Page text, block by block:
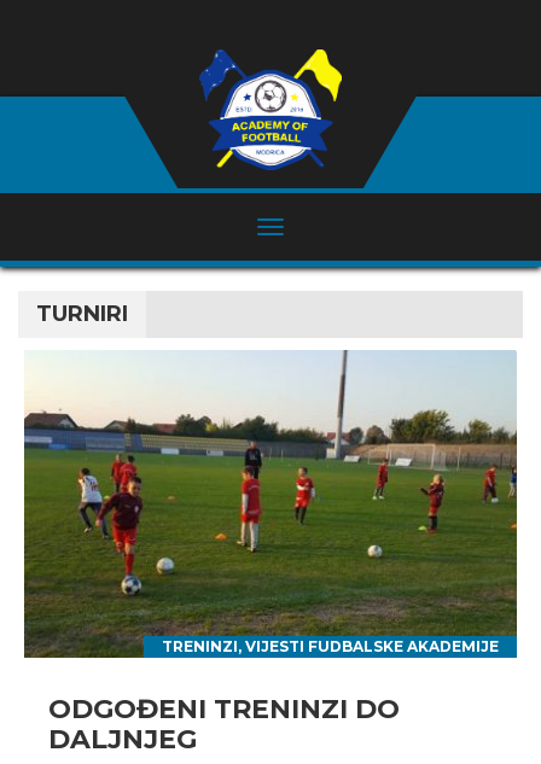
TURNIRI
TRENINZI, VIJESTI FUDBALSKE AKADEMIJE
ODGOĐENI TRENINZI DO
DALJNJEG